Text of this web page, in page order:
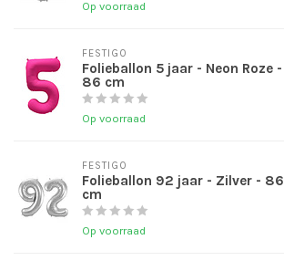
Op voorraad
FESTIGO
Folieballon 5 jaar - Neon Roze -
86 cm
Op voorraad
FESTIGO
Folieballon 92 jaar - Zilver - 86
cm
Op voorraad